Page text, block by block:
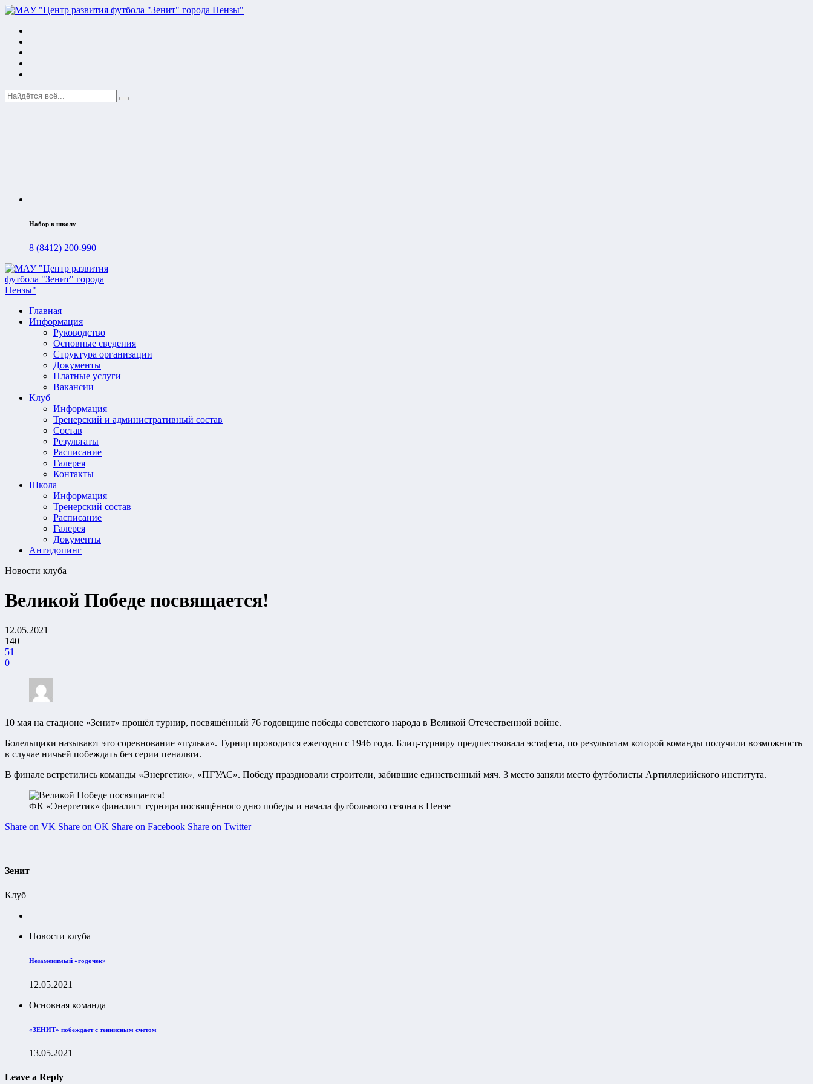
Набор в школу
8 (8412) 200-990
Главная
Информация
Руководство
Основные сведения
Структура организации
Документы
Платные услуги
Вакансии
Клуб
Информация
Тренерский и административный состав
Состав
Результаты
Расписание
Галерея
Контакты
Школа
Информация
Тренерский состав
Расписание
Галерея
Документы
Антидопинг
Новости клуба
Великой Победе посвящается!
12.05.2021
140
51
0
10 мая на стадионе «Зенит» прошёл турнир, посвящённый 76 годовщине победы советского народа в Великой Отечественной войне.
Болельщики называют это соревнование «пулька». Турнир проводится ежегодно с 1946 года. Блиц-турниру предшествовала эстафета, по результатам которой команды получили возможность
в случае ничьей побеждать без серии пенальти.
В финале встретились команды «Энергетик», «ПГУАС». Победу праздновали строители, забившие единственный мяч. 3 место заняли место футболисты Артиллерийского института.
ФК «Энергетик» финалист турнира посвящённого дню победы и начала футбольного сезона в Пензе
Share on VK Share on OK Share on Facebook Share on Twitter
Зенит
Клуб
Новости клуба
Незаменимый «годочек»
12.05.2021
Основная команда
«ЗЕНИТ» побеждает с теннисным счетом
13.05.2021
Leave a Reply